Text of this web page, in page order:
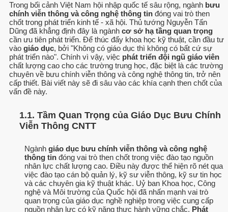
Trong bối cảnh Việt Nam hội nhập quốc tế sâu rộng, ngành bưu
chính viễn thông và công nghệ thông tin đóng vai trò then
chốt trong phát triển kinh tế - xã hội. Thủ tướng Nguyễn Tấn
Dũng đã khẳng định đây là ngành cơ sở hạ tầng quan trọng
cần ưu tiên phát triển. Để thúc đẩy khoa học kỹ thuật, cần đầu tư
vào giáo dục, bởi "Không có giáo dục thì không có bất cứ sự
phát triển nào". Chính vì vậy, việc phát triển đội ngũ giáo viên
chất lượng cao cho các trường trung học, đặc biệt là các trường
chuyên về bưu chính viễn thông và công nghệ thông tin, trở nên
cấp thiết. Bài viết này sẽ đi sâu vào các khía cạnh then chốt của
vấn đề này.
1.1. Tầm Quan Trọng của Giáo Dục Bưu Chính
Viễn Thông CNTT
Ngành giáo dục bưu chính viễn thông và công nghệ
thông tin đóng vai trò then chốt trong việc đào tạo nguồn
nhân lực chất lượng cao. Điều này được thể hiện rõ nét qua
việc đào tạo cán bộ quản lý, kỹ sư viễn thông, kỹ sư tin học
và các chuyên gia kỹ thuật khác. Uỷ ban Khoa học, Công
nghệ và Môi trường của Quốc hội đã nhấn mạnh vai trò
quan trọng của giáo dục nghề nghiệp trong việc cung cấp
nguồn nhân lực có kỹ năng thực hành vững chắc. Phát